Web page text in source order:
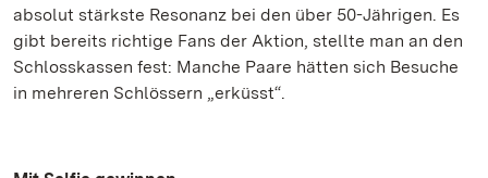
absolut stärkste Resonanz bei den über 50-Jährigen. Es
gibt bereits richtige Fans der Aktion, stellte man an den
Schlosskassen fest: Manche Paare hätten sich Besuche
in mehreren Schlössern „erküsst“.